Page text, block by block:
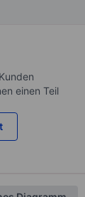
einen Teil